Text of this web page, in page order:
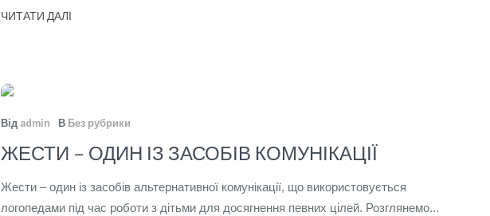
ЧИТАТИ ДАЛІ
Від admin В Без рубрики
ЖЕСТИ – ОДИН ІЗ ЗАСОБІВ КОМУНІКАЦІЇ
Жести – один із засобів альтернативної комунікації, що використовується
логопедами під час роботи з дітьми для досягнення певних цілей. Розглянемо...